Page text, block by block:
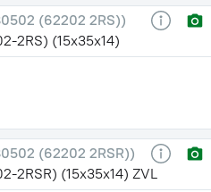
(62202 2RS))
2RS) (15х35х14)
(62202 2RSR))
2RSR) (15х35х14) ZVL